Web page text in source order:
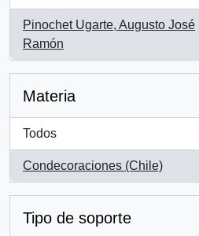
Pinochet Ugarte, Augusto José
Ramón
, 1 resultados
Materia
Todos
Condecoraciones (Chile)
, 1 resultados
Tipo de soporte